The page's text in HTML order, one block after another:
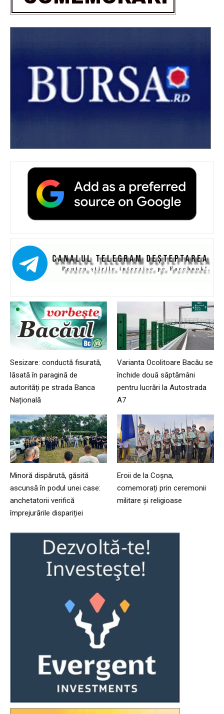
Sesizare: conductă fisurată,
lăsată în paragină de
autorități pe strada Banca
Națională
Varianta Ocolitoare Bacău se
închide două săptămâni
pentru lucrări la Autostrada
A7
Minoră dispărută, găsită
ascunsă în podul unei case:
anchetatorii verifică
împrejurările dispariției
Eroii de la Coșna,
comemorați prin ceremonii
militare și religioase